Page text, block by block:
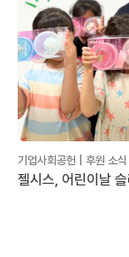
기업사회공헌 | 후원 소식
젤시스, 어린이날